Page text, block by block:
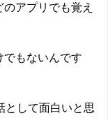
アプリでも覚え
でもないんです
として面白いと思